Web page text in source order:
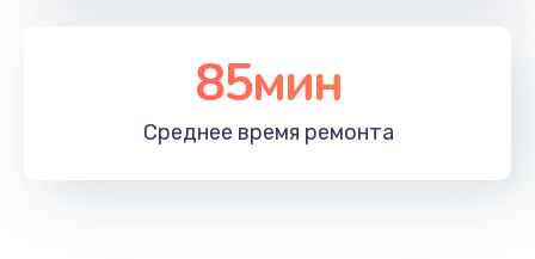
85мин
Среднее время ремонта